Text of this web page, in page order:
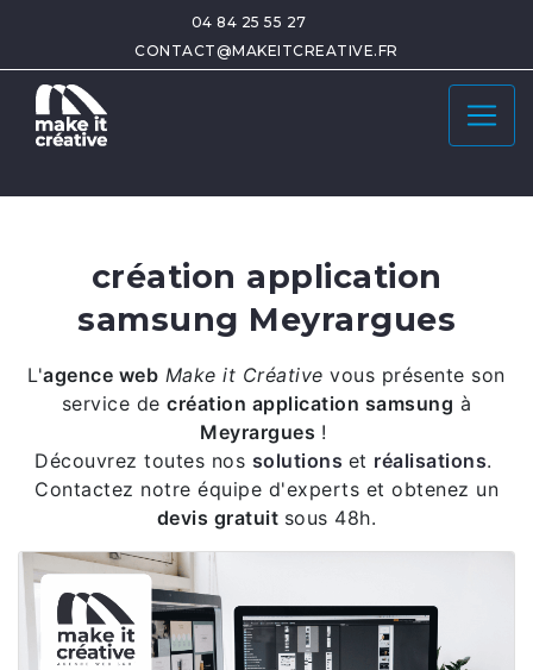
04 84 25 55 27
CONTACT@MAKEITCREATIVE.FR
création application
samsung Meyrargues
L'agence web Make it Créativevous présente son
service decréation application samsung à
Meyrargues !
Découvrez toutes nos solutions et réalisations.
Contactez notre équipe d'experts et obtenez un
devis gratuit sous 48h.